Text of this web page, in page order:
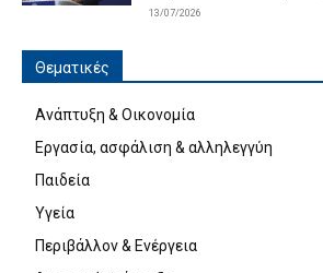
13/07/2026
Θεματικές
Ανάπτυξη & Οικονομία
Εργασία, ασφάλιση & αλληλεγγύη
Παιδεία
Υγεία
Περιβάλλον & Ενέργεια